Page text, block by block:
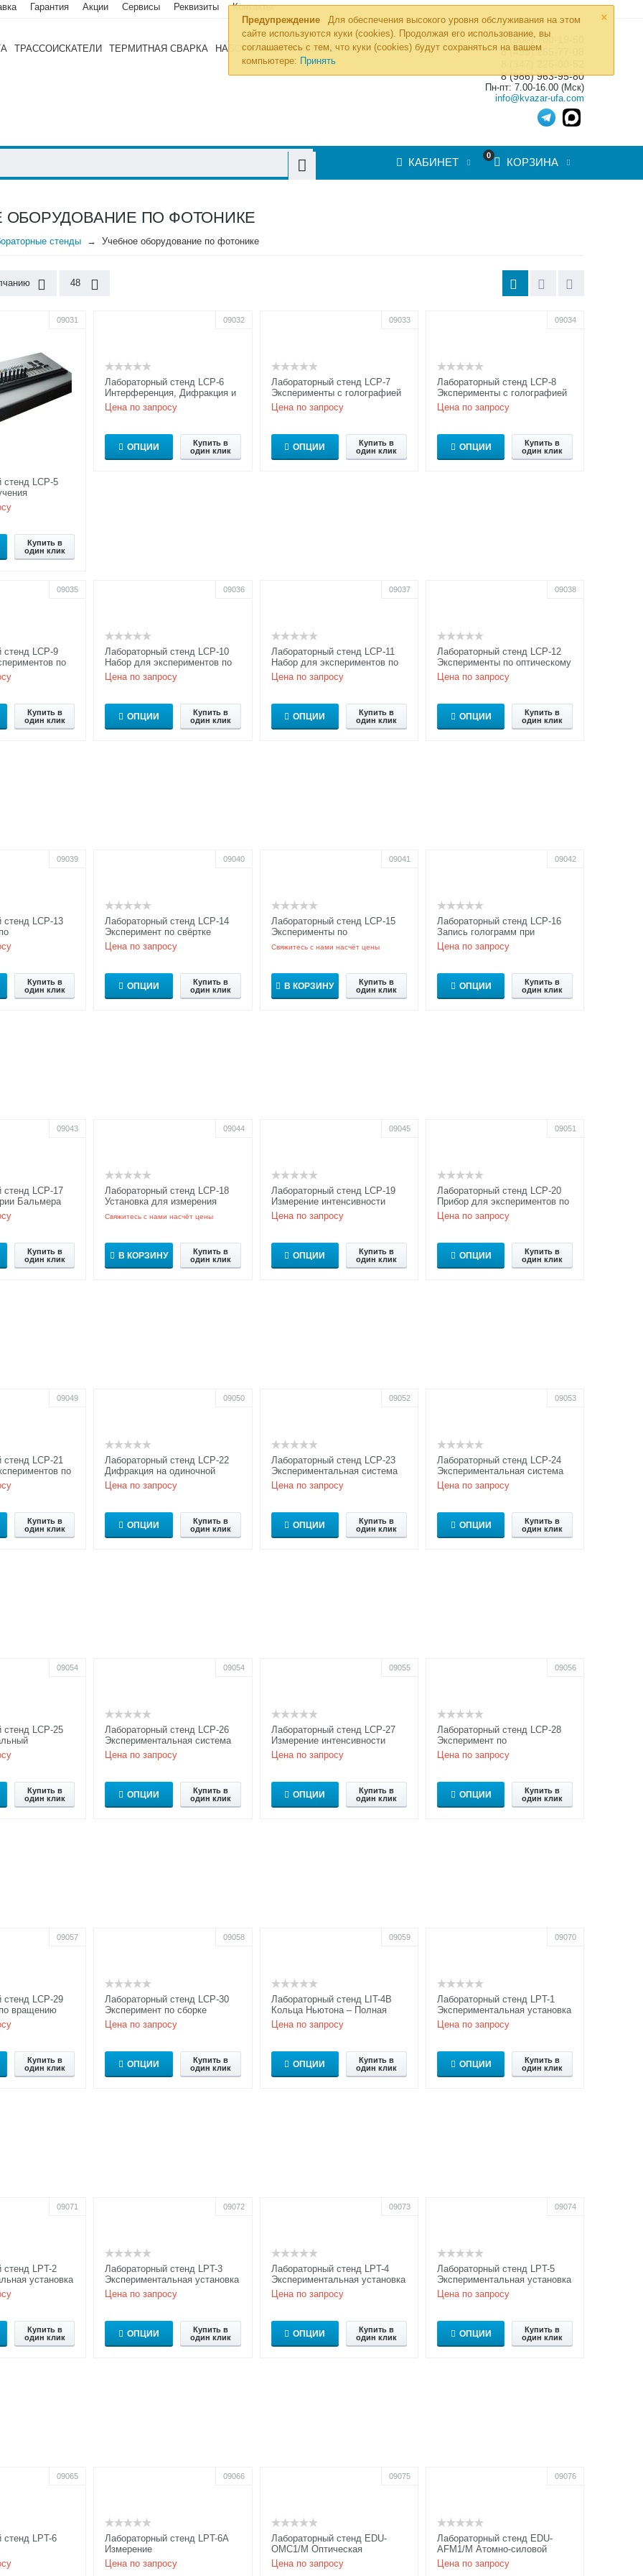
×
Предупреждение
Для обеспечения высокого уровня обслуживания на этом
сайте используются куки (cookies). Продолжая его использование, вы
соглашаетесь с тем, что куки (cookies) будут сохраняться на вашем
компьютере: Принять
Гарантия Акции Сервисы Реквизиты Контакты
ТРАССОИСКАТЕЛИ ТЕРМИТНАЯ СВАРКА НАБОРЫ ИНСТРУМЕНТОВ »
8 (800) 700-19-50
8 (495) 255-77-08
8 (986) 963-95-80
Пн-пт: 7.00-16.00 (Мск)
info@kvazar-ufa.com
0
КОРЗИНА
КАБИНЕТ
ОБОРУДОВАНИЕ ПО ФОТОНИКЕ
стенды Учебное оборудование по фотонике
48
09031
стенд LCP-5
и Фурье-
Купить в
один клик
09032
Лабораторный стенд LCP-6
Интерференция, Дифракция и
Поляризация –
Усовершенствованная модель
Цена по запросу
ОПЦИИ
Купить в
один клик
09033
Лабораторный стенд LCP-7
Эксперименты с голографией
– Базовая модель
Цена по запросу
ОПЦИИ
Купить в
один клик
09034
Лабораторный стенд LCP-8
Эксперименты с голографией
– Расширенная модель
Цена по запросу
ОПЦИИ
Купить в
один клик
09035
стенд LCP-9
по
Купить в
один клик
09036
Лабораторный стенд LCP-10
Набор для экспериментов по
Фурье оптике
Цена по запросу
ОПЦИИ
Купить в
один клик
09037
Лабораторный стенд LCP-11
Набор для экспериментов по
информационной оптике
Цена по запросу
ОПЦИИ
Купить в
один клик
09038
Лабораторный стенд LCP-12
Эксперименты по оптическому
сложению и вычитанию
изображений
Цена по запросу
ОПЦИИ
Купить в
один клик
09039
стенд LCP-13
Купить в
один клик
09040
Лабораторный стенд LCP-14
Эксперимент по свёртке
оптического изображения
Цена по запросу
ОПЦИИ
Купить в
один клик
09041
Лабораторный стенд LCP-15
Эксперименты по
информационной оптике с
использованием LC-SLM
Свяжитесь с нами насчёт цены
В КОРЗИНУ
Купить в
один клик
09042
Лабораторный стенд LCP-16
Запись голограмм при
комнатном освещении
Цена по запросу
ОПЦИИ
Купить в
один клик
09043
стенд LCP-17
Бальмера
Купить в
один клик
09044
Лабораторный стенд LCP-18
Установка для измерения
скорости света
Свяжитесь с нами насчёт цены
В КОРЗИНУ
Купить в
один клик
09045
Лабораторный стенд LCP-19
Измерение интенсивности
дифракции
Цена по запросу
ОПЦИИ
Купить в
один клик
09051
Лабораторный стенд LCP-20
Прибор для экспериментов по
интерференции и дифракции
Цена по запросу
ОПЦИИ
Купить в
один клик
09049
стенд LCP-21
по
и дифракции
у...
Купить в
один клик
09050
Лабораторный стенд LCP-22
Дифракция на одиночной
проволоке / одиночной щели
Цена по запросу
ОПЦИИ
Купить в
один клик
09052
Лабораторный стенд LCP-23
Экспериментальная система
по исследованию
поляризованного света —
Цена по запросу
ОПЦИИ
Купить в
один клик
09053
Лабораторный стенд LCP-24
Экспериментальная система
по исследованию
поляризованного света —
Цена по запросу
ОПЦИИ
Купить в
один клик
09054
стенд LCP-25
Купить в
один клик
09054
Лабораторный стенд LCP-26
Экспериментальная система
для исследования излучения
абсолютно чёрного ...
Цена по запросу
ОПЦИИ
Купить в
один клик
09055
Лабораторный стенд LCP-27
Измерение интенсивности
дифракции
Цена по запросу
ОПЦИИ
Купить в
один клик
09056
Лабораторный стенд LCP-28
Эксперимент по
формированию изображения
по принципу Аббе и
Цена по запросу
ОПЦИИ
Купить в
один клик
09057
стенд LCP-29
вращению
–
Купить в
один клик
09058
Лабораторный стенд LCP-30
Эксперимент по сборке
телескопа и микроскопа
Цена по запросу
ОПЦИИ
Купить в
один клик
09059
Лабораторный стенд LIT-4В
Кольца Ньютона – Полная
модель
Цена по запросу
ОПЦИИ
Купить в
один клик
09070
Лабораторный стенд LPT-1
Экспериментальная установка
для исследования
кристаллического
Цена по запросу
ОПЦИИ
Купить в
один клик
09071
стенд LPT-2
установка
эффекта
Купить в
один клик
09072
Лабораторный стенд LPT-3
Экспериментальная установка
для исследования
электрооптической модуляции
Цена по запросу
ОПЦИИ
Купить в
один клик
09073
Лабораторный стенд LPT-4
Экспериментальная установка
для исследования
электрооптического эффекта
Цена по запросу
ОПЦИИ
Купить в
один клик
09074
Лабораторный стенд LPT-5
Экспериментальная установка
для исследования
характеристик фотоэлемента
Цена по запросу
ОПЦИИ
Купить в
один клик
09065
стенд LPT-6
09066
Лабораторный стенд LPT-6A
Измерение
фотоэлектрических
характеристик
Цена по запросу
09075
Лабораторный стенд EDU-
OMC1/M Оптическая
микроскопия
Цена по запросу
09076
Лабораторный стенд EDU-
AFM1/M Атомно-силовой
микроскоп
Цена по запросу